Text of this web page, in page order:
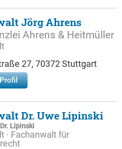
Jörg Ahrens
Ahrens & Heitmüller
27, 70372 Stuttgart
Dr. Uwe Lipinski
Lipinski
· Fachanwalt für